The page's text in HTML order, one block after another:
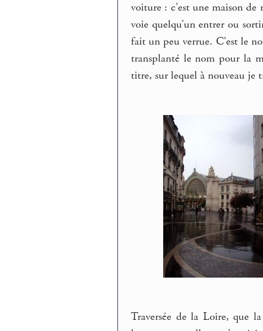
voiture : c’est une maison de
voie quelqu’un entrer ou
fait un peu verrue. C’est le
transplanté le nom pour la
titre, sur lequel à nouveau je
Traversée de la Loire, que